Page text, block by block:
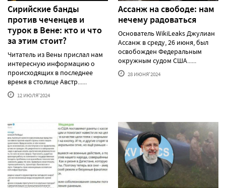
Сирийские банды
против чеченцев и
турок в Вене: кто и что
за этим стоит?
Читатель из Вены прислал нам
интересную информацию о
происходящих в последнее
время в столице Австр......
12 ИЮЛЯ'2024
Ассанж на свободе: нам
нечему радоваться
Основатель WikiLeaks Джулиан
Ассанж в среду, 26 июня, был
освобожден Федеральным
окружным судом США......
28 ИЮНЯ'2024